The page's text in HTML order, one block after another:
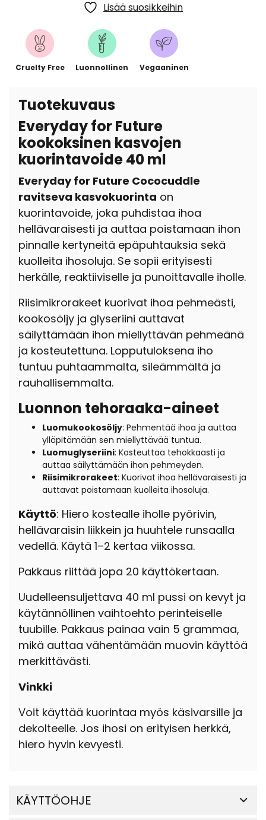
Lisää suosikkeihin
Cruelty Free Luonnollinen Vegaaninen
Tuotekuvaus
Everyday for Future
kookoksinen kasvojen
kuorintavoide 40 ml
Everyday for Future Cococuddle
ravitseva kasvokuorinta on
kuorintavoide, joka puhdistaa ihoa
hellävaraisesti ja auttaa poistamaan ihon
pinnalle kertyneitä epäpuhtauksia sekä
kuolleita ihosoluja. Se sopii erityisesti
herkälle, reaktiiviselle ja punoittavalle iholle.
Riisimikrorakeet kuorivat ihoa pehmeästi,
kookosöljy ja glyseriini auttavat
säilyttämään ihon miellyttävän pehmeänä
ja kosteutettuna. Lopputuloksena iho
tuntuu puhtaammalta, sileämmältä ja
rauhallisemmalta.
Luonnon tehoraaka-aineet
Luomukookosöljy: Pehmentää ihoa ja auttaa
ylläpitämään sen miellyttävää tuntua.
Luomuglyseriini: Kosteuttaa tehokkaasti ja
auttaa säilyttämään ihon pehmeyden.
Riisimikrorakeet: Kuorivat ihoa hellävaraisesti ja
auttavat poistamaan kuolleita ihosoluja.
Käyttö: Hiero kostealle iholle pyörivin,
hellävaraisin liikkein ja huuhtele runsaalla
vedellä. Käytä 1–2 kertaa viikossa.
Pakkaus riittää jopa 20 käyttökertaan.
Uudelleensuljettava 40 ml pussi on kevyt ja
käytännöllinen vaihtoehto perinteiselle
tuubille. Pakkaus painaa vain 5 grammaa,
mikä auttaa vähentämään muovin käyttöä
merkittävästi.
Vinkki
Voit käyttää kuorintaa myös käsivarsille ja
dekolteelle. Jos ihosi on erityisen herkkä,
hiero hyvin kevyesti.
KÄYTTÖOHJE